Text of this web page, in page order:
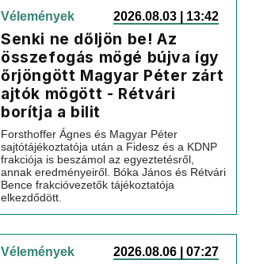
Vélemények 2026.08.03 | 13:42
Senki ne dőljön be! Az
összefogás mögé bújva így
őrjöngött Magyar Péter zárt
ajtók mögött - Rétvári
borítja a bilit
Forsthoffer Ágnes és Magyar Péter
sajtótájékoztatója után a Fidesz és a KDNP
frakciója is beszámol az egyeztetésről,
annak eredményeiről. Bóka János és Rétvári
Bence frakcióvezetők tájékoztatója
elkezdődött.
Vélemények 2026.08.06 | 07:27